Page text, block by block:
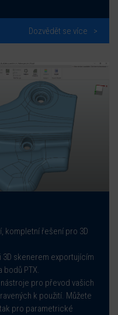
Dozvědět se více
kompletní řešení pro 3D
skenerem exportujícím
bodů PTX.
pro převod vašich
k použití. Můžete
pro parametrické